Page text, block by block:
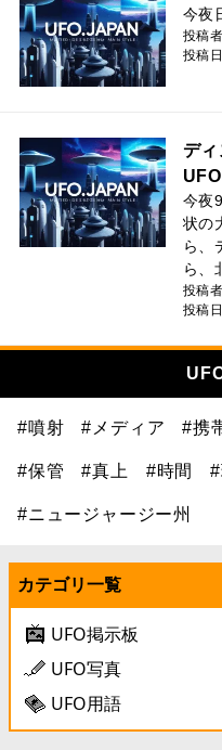
今夜
投稿
投稿
デ
UFO
今夜
状の
ら、
ら、
投稿
投稿
#噴射 #メディア #携
#保管 #真上 #時間
#ニュージャージー州
カテゴリ一覧
UFO掲示板
UFO写真
UFO用語